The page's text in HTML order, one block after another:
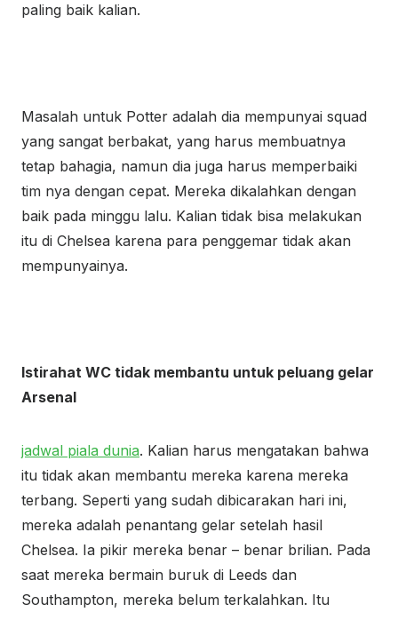
paling baik kalian.
Masalah untuk Potter adalah dia mempunyai squad
yang sangat berbakat, yang harus membuatnya
tetap bahagia, namun dia juga harus memperbaiki
tim nya dengan cepat. Mereka dikalahkan dengan
baik pada minggu lalu. Kalian tidak bisa melakukan
itu di Chelsea karena para penggemar tidak akan
mempunyainya.
Istirahat WC tidak membantu untuk peluang gelar
Arsenal
jadwal piala dunia. Kalian harus mengatakan bahwa
itu tidak akan membantu mereka karena mereka
terbang. Seperti yang sudah dibicarakan hari ini,
mereka adalah penantang gelar setelah hasil
Chelsea. Ia pikir mereka benar – benar brilian. Pada
saat mereka bermain buruk di Leeds dan
Southampton, mereka belum terkalahkan. Itu